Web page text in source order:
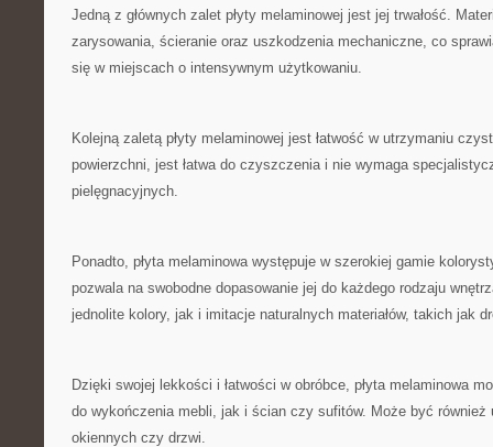
Jedną ⁣z głównych zalet płyty⁤ melaminowej jest jej trwałość.
zarysowania, ścieranie oraz uszkodzenia⁢ mechaniczne, co
się w miejscach ‍o intensywnym użytkowaniu.
Kolejną zaletą płyty ⁤melaminowej jest​ łatwość⁤ w utrzymaniu
powierzchni,⁣ jest łatwa do czyszczenia i nie wymaga
‌pielęgnacyjnych.
Ponadto, płyta ⁢melaminowa występuje‍ w szerokiej gamie
pozwala⁤ na ‌swobodne dopasowanie jej do każdego rodzaju
jednolite kolory, jak i⁢ imitacje naturalnych materiałów, takich jak
Dzięki swojej⁢ lekkości i łatwości w obróbce, płyta melaminowa
do ⁤wykończenia‍ mebli, jak i ścian czy ​sufitów. Może być⁢ również
okiennych czy ⁤drzwi.